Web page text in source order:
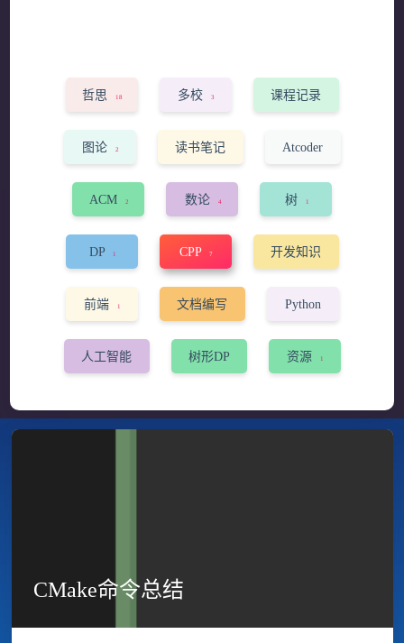
哲思 18 多校 3 课程记录
图论 2 读书笔记 Atcoder
ACM 2 数论 4 树 1
DP 1 CPP 7 开发知识
前端 1 文档编写 Python
人工智能 树形DP 资源 1
CMake命令总结